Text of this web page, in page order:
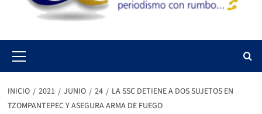
Menu
INICIO 2021 JUNIO 24
LA SSC DETIENE A DOS SUJETOS EN
TZOMPANTEPEC Y ASEGURA ARMA DE FUEGO